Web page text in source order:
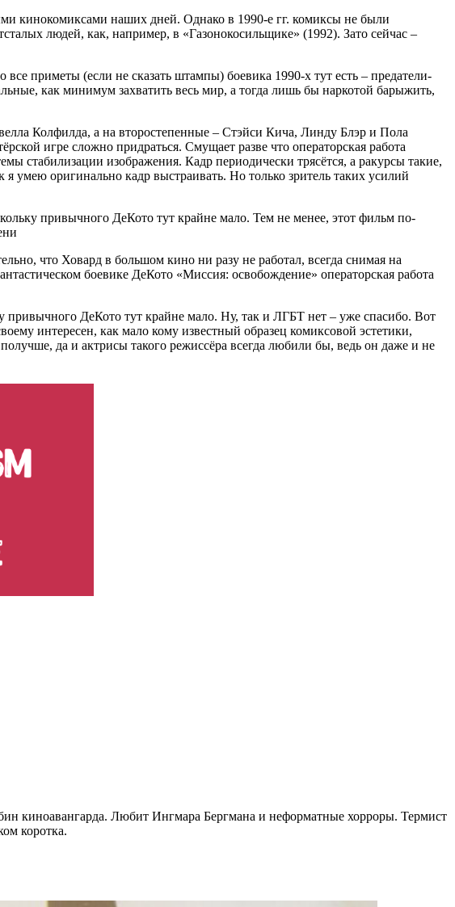
кинокомиксами наших дней. Однако в 1990-е гг. комиксы не были
людей, как, например, в «Газонокосильщике» (1992). Зато сейчас –
приметы (если не сказать штампы) боевика 1990-х тут есть – предатели-
как минимум захватить весь мир, а тогда лишь бы наркотой барыжить,
Колфилда, а на второстепенные – Стэйси Кича, Линду Блэр и Пола
игре сложно придраться. Смущает разве что операторская работа
стабилизации изображения. Кадр периодически трясётся, а ракурсы такие,
оригинально кадр выстраивать. Но только зритель таких усилий
привычного ДеКото тут крайне мало. Тем не менее, этот фильм по-
что Ховард в большом кино ни разу не работал, всегда снимая на
боевике ДеКото «Миссия: освобождение» операторская работа
привычного ДеКото тут крайне мало. Ну, так и ЛГБТ нет – уже спасибо. Вот
интересен, как мало кому известный образец комиксовой эстетики,
да и актрисы такого режиссёра всегда любили бы, ведь он даже и не
киноавангарда. Любит Ингмара Бергмана и неформатные хорроры. Термист
коротка.